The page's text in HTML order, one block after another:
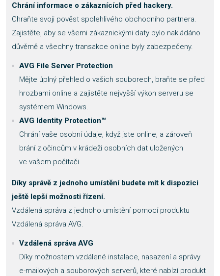
Chrání informace o zákaznících před hackery.
Chraňte svoji pověst spolehlivého obchodního partnera.
Zajistěte, aby se všemi zákaznickými daty bylo nakládáno
důvěrně a všechny transakce online byly zabezpečeny.
AVG File Server Protection
Mějte úplný přehled o vašich souborech, braňte se před
hrozbami online a zajistěte nejvyšší výkon serveru se
systémem Windows.
AVG Identity Protection™
Chrání vaše osobní údaje, když jste online, a zároveň
brání zločincům v krádeži osobních dat uložených
ve vašem počítači.
Díky správě z jednoho umístění budete mít k dispozici
ještě lepší možnosti řízení.
Vzdálená správa z jednoho umístění pomocí produktu
Vzdálená správa AVG.
Vzdálená správa AVG
Díky možnostem vzdálené instalace, nasazení a správy
e-mailových a souborových serverů, které nabízí produkt